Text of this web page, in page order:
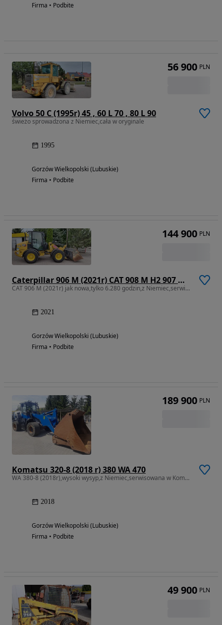
Firma • Podbite
Volvo 50 C (1995r) 45 , 60 L 70 , 80 L 90
świeżo sprowadzona z Niemiec,cała w oryginale
1995
Gorzów Wielkopolski (Lubuskie)
Firma • Podbite
56 900 PLN
Caterpillar 906 M (2021r) CAT 908 M H2 907 M H2 906 M H2
CAT 906 M (2021r) jak nowa,tylko 6.280 godzin,z Niemiec,serwisowana
2021
Gorzów Wielkopolski (Lubuskie)
Firma • Podbite
144 900 PLN
Komatsu 320-8 (2018 r) 380 WA 470
WA 380-8 (2018r),wysoki wysyp,z Niemiec,serwisowana w Komatsu
2018
Gorzów Wielkopolski (Lubuskie)
Firma • Podbite
189 900 PLN
49 900 PLN